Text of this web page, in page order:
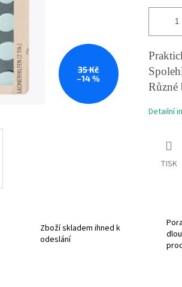
35 Kč
–14 %
Různé
Detailní
TISK
Zboží skladem ihned k
odeslání